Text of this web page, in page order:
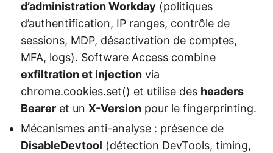
d’administration Workday (politiques
d’authentification, IP ranges, contrôle de
sessions, MDP, désactivation de comptes,
MFA, logs). Software Access combine
exfiltration et injection via
chrome.cookies.set() et utilise des headers
Bearer et un X-Version pour le fingerprinting.
Mécanismes anti-analyse : présence de
DisableDevtool (détection DevTools, timing,